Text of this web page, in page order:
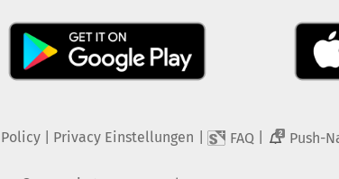
| Privacy Einstellungen FAQ 2 Push-